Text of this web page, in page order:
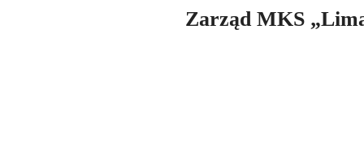
Zarząd MKS